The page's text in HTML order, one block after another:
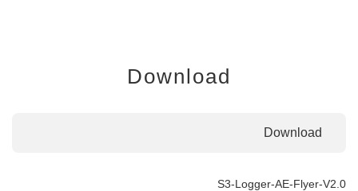
Download
Download
S3-Logger-AE-Flyer-V2.0